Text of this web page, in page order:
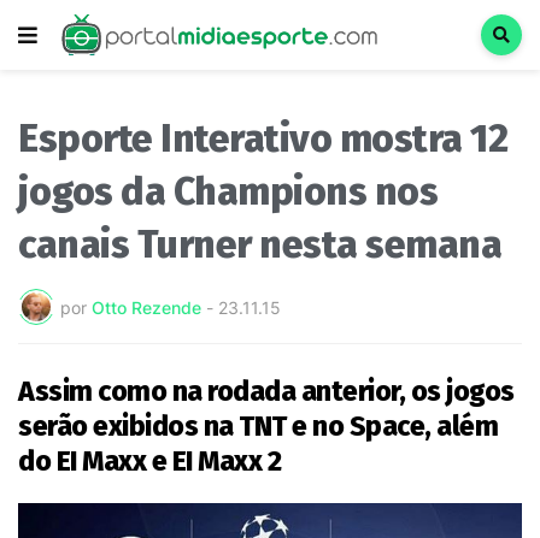
Esporte Interativo mostra 12
jogos da Champions nos
canais Turner nesta semana
por Otto Rezende - 23.11.15
Assim como na rodada anterior, os jogos
serão exibidos na TNT e no Space, além
do EI Maxx e EI Maxx 2